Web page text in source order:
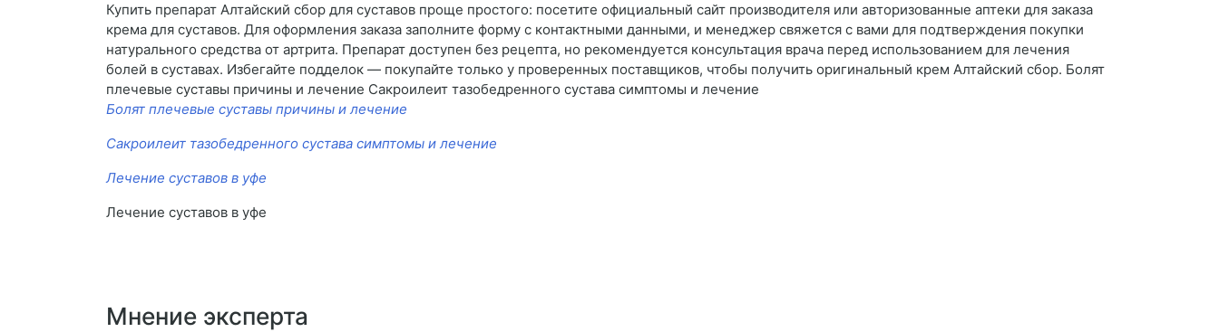
Купить препарат Алтайский сбор для суставов проще простого: посетите официальный сайт производителя или авторизованные аптеки для заказа
крема для суставов. Для оформления заказа заполните форму с контактными данными, и менеджер свяжется с вами для подтверждения покупки
натурального средства от артрита. Препарат доступен без рецепта, но рекомендуется консультация врача перед использованием для лечения
болей в суставах. Избегайте подделок — покупайте только у проверенных поставщиков, чтобы получить оригинальный крем Алтайский сбор. Болят
плечевые суставы причины и лечение Сакроилеит тазобедренного сустава симптомы и лечение
Болят плечевые суставы причины и лечение
Сакроилеит тазобедренного сустава симптомы и лечение
Лечение суставов в уфе
Лечение суставов в уфе
Мнение эксперта